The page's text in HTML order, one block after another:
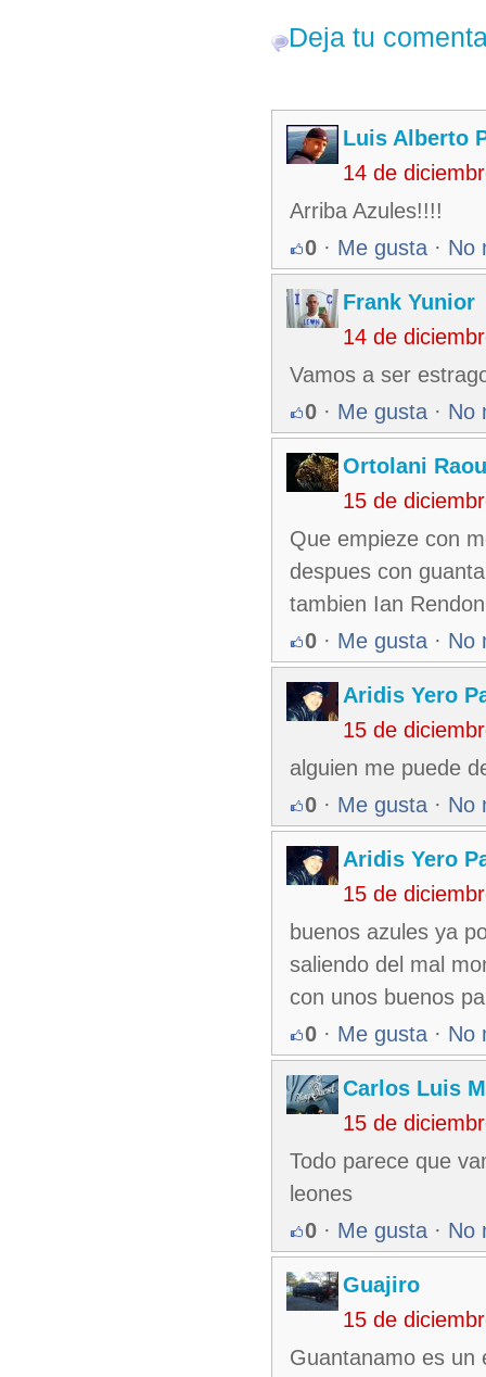
Deja tu
Luis Alberto
14 de
Arriba Azules!!!!
0 · Me gusta · No
Frank Yunior
14 de
Vamos a ser
0 · Me gusta · No
Ortolani
15 de
Que empieze con
despues con
tambien Ian
0 · Me gusta · No
Aridis Yero
15 de
alguien me puede
0 · Me gusta · No
Aridis Yero
15 de
buenos azules ya
saliendo del mal
con unos buenos
0 · Me gusta · No
Carlos Luis
15 de
Todo parece que
leones
0 · Me gusta · No
Guajiro
15 de
Guantanamo es un